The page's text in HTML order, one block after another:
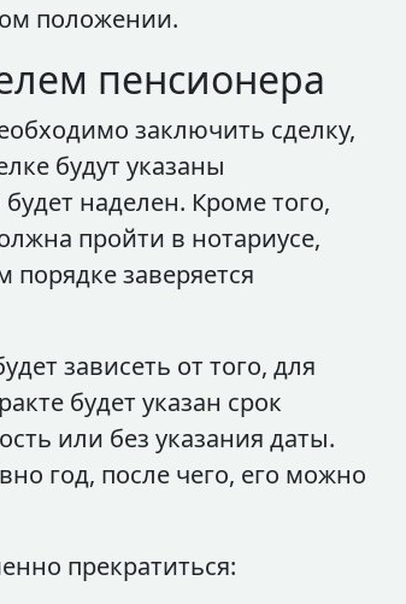
положении.
пенсионера
заключить сделку,
будут указаны
наделен. Кроме того,
пройти в нотариусе,
заверяется
зависеть от того, для
будет указан срок
или без указания даты.
год, после чего, его можно
прекратиться: